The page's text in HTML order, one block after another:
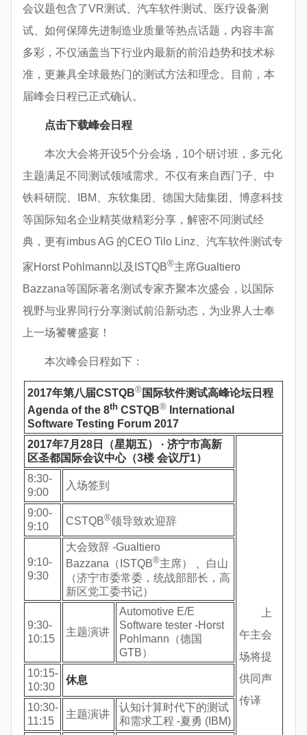
会议题包含了VR测试、汽车软件测试、医疗设备测
试、如何保障先进制造业质量等热点话题，内容丰富
多彩，不仅涵盖当下行业内最新的前沿趋势和技术标
准，更兼具全球最热门的测试方法和理念。目前，本
届峰会日程已正式确认。
点击下载峰会日程
本次大会将开设5个分会场，10个研讨班，多元化
主题满足不同测试领域需求。不仅有来自西门子、中
铁科研院、IBM、东软集团、德国大陆集团、博彦科技
等国际知名企业精英做精彩分享，解密不同测试经
典，更有imbus AG 的CEO Tilo Linz、汽车软件测试专
家Horst Pohlmann以及ISTQB®主席Gualtiero
Bazzana等国际著名测试专家齐聚本次盛会，以国际
视野与业界同行分享测试前沿新动态，为业界人士奉
上一场饕餮盛宴！
本次峰会日程如下：
2017年第八届CSTQB®国际软件测试高峰论坛日程
Agenda of the 8thCSTQB®International
Software Testing Forum 2017
2017年7月28日（星期五） · 济宁市高新
区圣都国际会议中心（3楼 会议厅1）
上
午主会
场将提
供同声
传译
8:30-
9:00
入场签到
9:00-
9:10
CSTQB®领导致欢迎辞
9:10-
9:30
大会致辞 -Gualtiero
Bazzana（ISTQB®主席） 、白山
（济宁市委常委，统战部部长，高
新区党工委书记）
9:30-
10:15
主题演讲
Automotive E/E
Software tester -Horst
Pohlmann（德国
GTB）
10:15-
10:30
休息
10:30-
11:15
主题演讲
认知计算时代下的测试
和需求工程 -夏勇 (IBM)